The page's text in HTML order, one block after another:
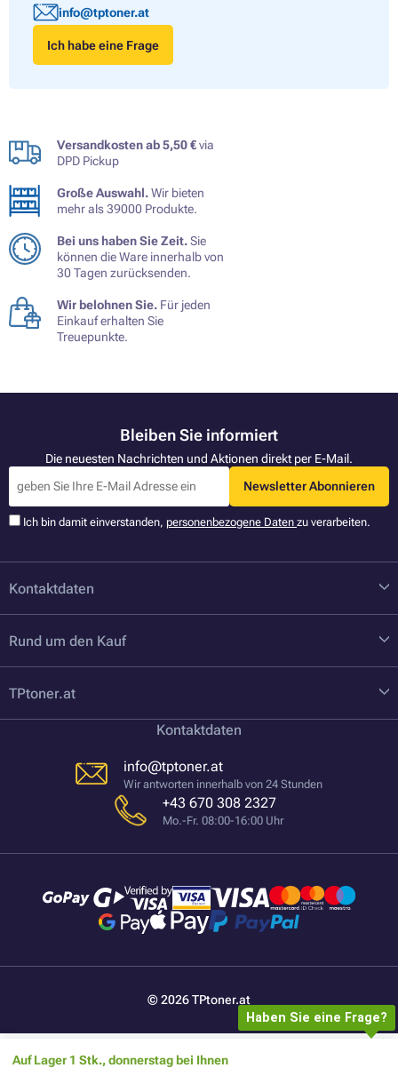
Auf Lager 1 Stk., donnerstag bei Ihnen
info@tptoner.at
Ich habe eine Frage
Versandkosten ab 5,50 €via
DPD Pickup
Große Auswahl.Wir bieten
mehr als 39000 Produkte.
Bei uns haben Sie Zeit.Sie
können die Ware innerhalb von
30 Tagen zurücksenden.
Wir belohnen Sie. Für jeden
Einkauf erhalten Sie
Treuepunkte.
Bleiben Sie informiert
Die neuesten Nachrichten und Aktionen direkt per E-Mail.
Newsletter Abonnieren
Ich bin damit einverstanden, personenbezogene Daten zu verarbeiten.
Kontaktdaten
Rund um den Kauf
TPtoner.at
Kontaktdaten
info@tptoner.at
Wir antworten innerhalb von 24 Stunden
+43 670 308 2327
Mo.-Fr. 08:00-16:00 Uhr
© 2026 TPtoner.at
Haben Sie eine Frage?